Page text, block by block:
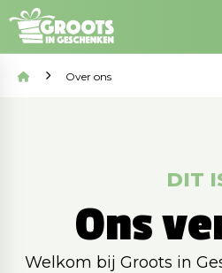
Over ons
DIT
Ons
Welkom bij Groots in